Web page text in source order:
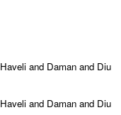
and Daman and Diu
and Daman and Diu